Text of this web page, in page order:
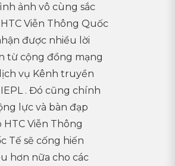
ảnh vô cùng sắc
Viễn Thông Quốc
được nhiều lời
từ cộng đồng mạng
vụ Kênh truyền
. Đó cũng chính
lực và bàn đạp
HTC Viễn Thông
Tế sẽ cống hiến
hơn nữa cho các